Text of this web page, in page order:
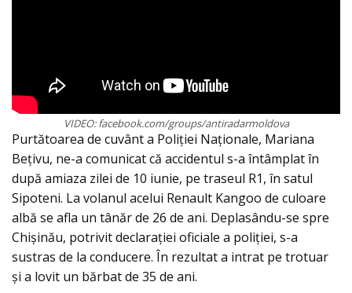
VIDEO: facebook.com/groups/antiradarmoldova
Purtătoarea de cuvânt a Poliției Naționale, Mariana
Bețivu, ne-a comunicat că accidentul s-a întâmplat în
după amiaza zilei de 10 iunie, pe traseul R1, în satul
Sipoteni. La volanul acelui Renault Kangoo de culoare
albă se afla un tânăr de 26 de ani. Deplasându-se spre
Chișinău, potrivit declarației oficiale a poliției, s-a
sustras de la conducere. În rezultat a intrat pe trotuar
și a lovit un bărbat de 35 de ani.